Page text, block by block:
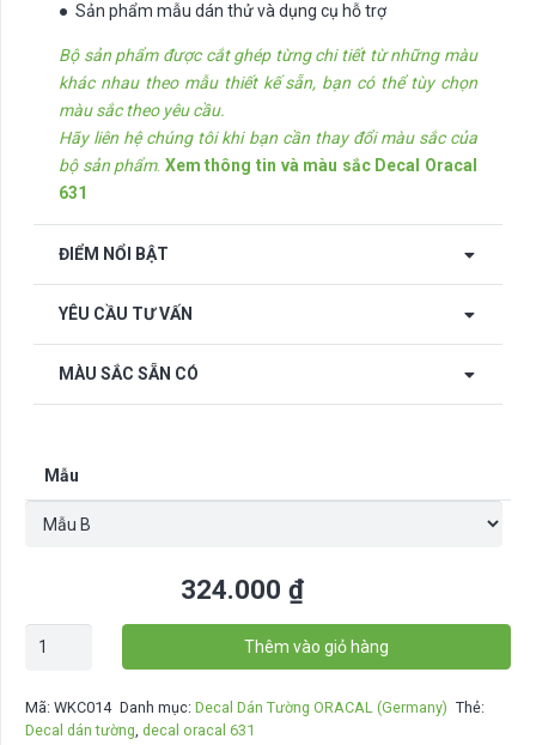
● Sản phẩm mẫu dán thử và dụng cụ hỗ trợ
Bộ sản phẩm được cắt ghép từng chi tiết từ những màu
khác nhau theo mẫu thiết kế sẵn, bạn có thể tùy chọn
màu sắc theo yêu cầu.
Hãy liên hệ chúng tôi khi bạn cần thay đổi màu sắc của
bộ sản phẩm. Xem thông tin và màu sắc Decal Oracal
631
ĐIỂM NỔI BẬT
YÊU CẦU TƯ VẤN
MÀU SẮC SẴN CÓ
Mẫu
324.000 ₫
Decal
tường
Thêm vào giỏ hàng
Mã: WKC014 Danh mục:Decal Dán Tường ORACAL (Germany) Thẻ:
Decal dán tường decal oracal 631